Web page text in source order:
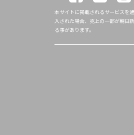
本サイトに掲載されるサービスを
入された場合、売上の一部が朝日
る事があります。